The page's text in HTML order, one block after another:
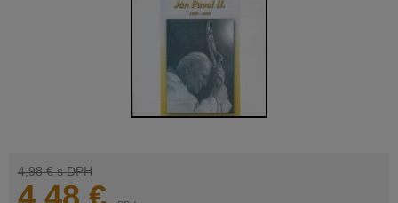
4,98 €s DPH